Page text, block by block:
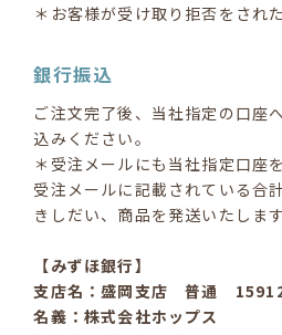
＊お客様が受け取り拒否をされ
銀行振込
ご注文完了後、当社指定の口座
込みください。
＊受注メールにも当社指定口座
受注メールに記載されている合
きしだい、商品を発送いたします
【みずほ銀行】
支店名：盛岡支店 普通
名義：株式会社ホップス